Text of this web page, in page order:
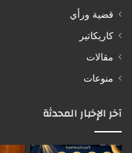
قضية ورأي
كاريكاتير
مقالات
منوعات
آخر الإخبار المحدثة